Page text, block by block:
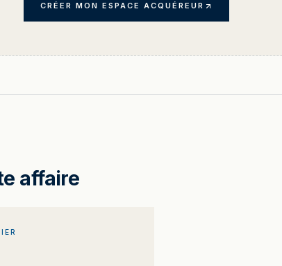
CRÉER MON ESPACE ACQUÉREUR
affaire